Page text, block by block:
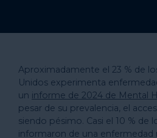
Aproximadamente el 23 % de
Unidos experimenta
un informe de 2024 de Mental
pesar de su prevalencia, el
siendo pésimo. Casi el 10 % de
informaron de una